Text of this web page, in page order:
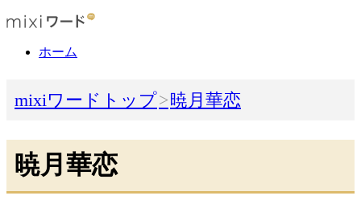
ホーム
mixiワードトップ 暁月華恋
暁月華恋